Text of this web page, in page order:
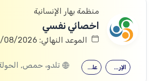
منظمة بهار الإنسانية
اخصائي نفسي
الموعد النهائي: 17/08/2026
علم النفس الإرشاد النفسي